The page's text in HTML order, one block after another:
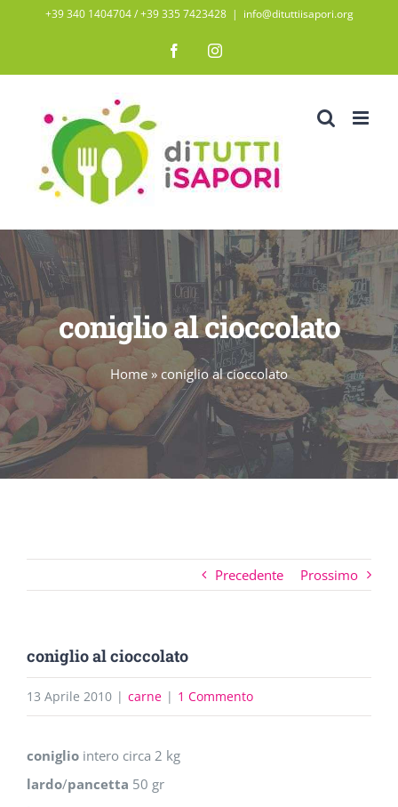
contenuto
+39 340 1404704 / ‭+39 335 7423428‬ | info@dituttiisapori.org
FacebookInstagram
coniglio al cioccolato
Home » coniglio al cioccolato
Precedente Prossimo
coniglio al cioccolato
13 Aprile 2010 | carne | 1 Commento
coniglio intero circa 2 kg
lardo/pancetta 50 gr